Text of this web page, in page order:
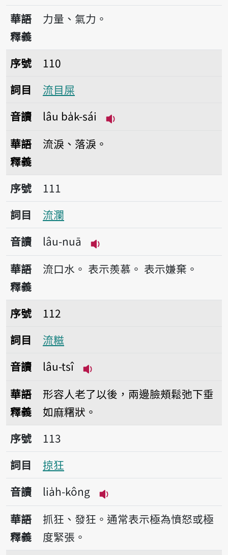
播放音讀la̍t
華語
釋義
力量、氣力。
序號110流目屎
序號
110
詞目
流目屎
音讀
lâu ba̍k-sái
華語
釋義
流淚、落淚。
序號111流瀾
序號
111
詞目
流瀾
音讀
lâu-nuā
播放音讀lâu-nuā
華語
釋義
流口水。 表示羨慕。 表示嫌棄。
序號112流糍
序號
112
詞目
流糍
音讀
lâu-tsî
華語
釋義
形容人老了以後，兩邊臉頰鬆弛下垂
如麻糬狀。
序號113掠狂
序號
113
詞目
掠狂
音讀
lia̍h-kông
播放音讀lia̍h-kông
華語
釋義
抓狂、發狂。通常表示極為憤怒或極
度緊張。